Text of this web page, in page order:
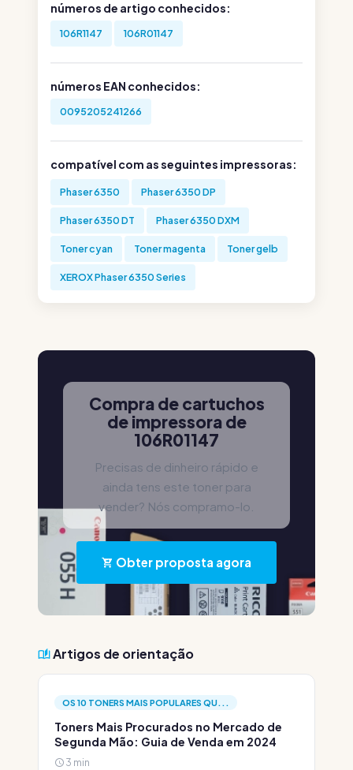
números de artigo conhecidos:
106R1147 106R01147
números EAN conhecidos:
0095205241266
compatível com as seguintes impressoras:
Phaser 6350 Phaser 6350 DP
Phaser 6350 DT Phaser 6350 DXM
Toner cyan Toner magenta Toner gelb
XEROX Phaser 6350 Series
Compra de cartuchos
de impressora de
106R01147
Precisas de dinheiro rápido e
ainda tens este toner para
vender? Nós compramo-lo.
Obter proposta agora
Artigos de orientação
OS 10 TONERS MAIS POPULARES QU...
Toners Mais Procurados no Mercado de
Segunda Mão: Guia de Venda em 2024
3 min